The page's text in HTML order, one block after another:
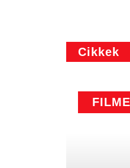
Cikkek